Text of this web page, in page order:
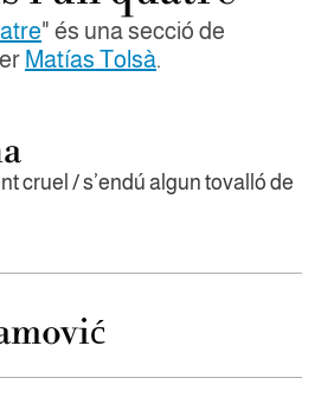
" és una secció de
Matías Tolsà.
cruel / s’endú algun tovalló de